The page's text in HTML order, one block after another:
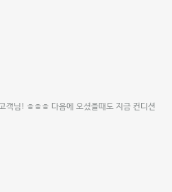
객님! ㅎㅎㅎ 다음에 오셨을때도 지금 컨디션